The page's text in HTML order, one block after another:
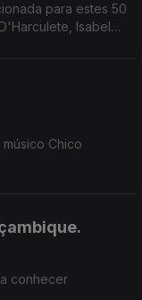
para estes 50
Isabel
Chico
conhecer